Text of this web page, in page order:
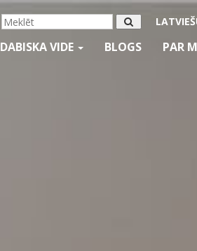
DABISKA VIDE BLOGS PAR